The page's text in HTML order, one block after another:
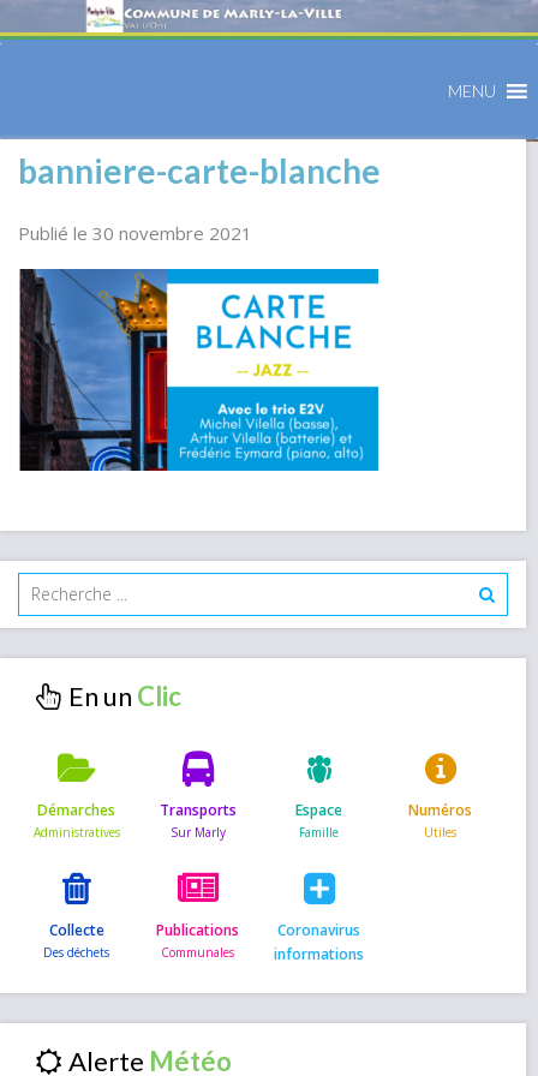
MENU
banniere-carte-blanche
Publié le 30 novembre 2021
En un
Démarches Transports Espace Numéros
Collecte Publications
Coronavirus
informations
Alerte